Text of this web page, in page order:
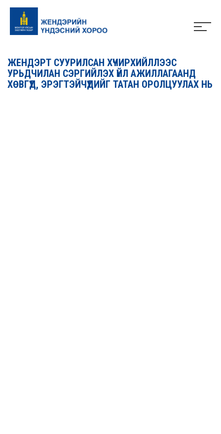
ЖЕНДЭРТ СУУРИЛСАН ХҮЧИРХИЙЛЛЭЭС
УРЬДЧИЛАН СЭРГИЙЛЭХ ҮЙЛ АЖИЛЛАГААНД
ХӨВГҮҮД, ЭРЭГТЭЙЧҮҮДИЙГ ТАТАН ОРОЛЦУУЛАХ НЬ